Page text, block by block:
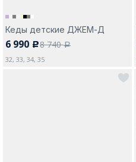
Кеды детские ДЖЕМ-Д
6 990 c8 740a
32, 33, 34, 35